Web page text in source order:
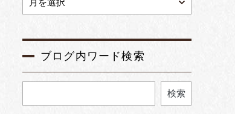
ブログ内ワード検索
検索